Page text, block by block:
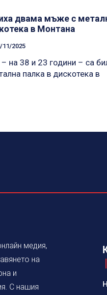
двама мъже с
в Монтана
11/2025
на 38 и 23 години – са
палка в дискотека в
медия,
на
и
С нашия